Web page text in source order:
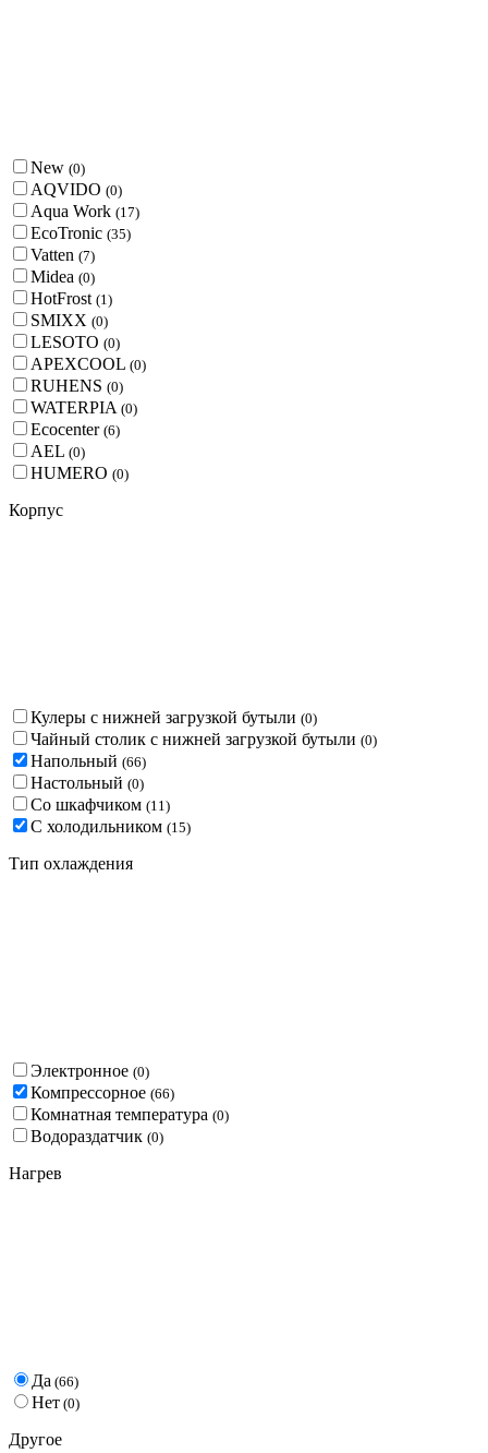
New (0)
AQVIDO (0)
Aqua Work (17)
EcoTronic (35)
Vatten (7)
Midea (0)
HotFrost (1 )
SMIXX (0)
LESOTO (0)
APEXCOOL (0)
RUHENS (0)
WATERPIA (0)
Ecocenter (6)
AEL (0)
HUMERO (0)
Корпус
Кулеры с нижней загрузкой бутыли (0)
Чайный столик с нижней загрузкой бутыли (0)
Напольный (66)
Настольный (0)
Со шкафчиком (11 )
С холодильником (15)
Тип охлаждения
Электронное (0)
Компрессорное (66)
Комнатная температура (0)
Водораздатчик (0)
Нагрев
Да (66)
Нет (0)
Другое